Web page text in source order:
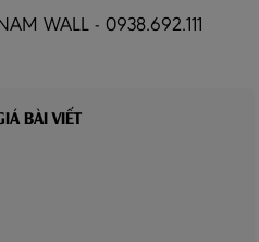
WALL - 0938.692.111
BÀI VIẾT